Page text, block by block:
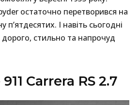
остаточно перетворився на
п’ятдесятих. І навіть сьогодні
стильно та напрочуд
Carrera RS 2.7